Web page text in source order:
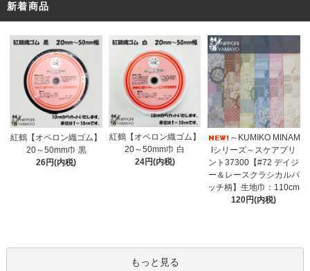
新着商品
紅鶴【オペロン織ゴム】
20～50mm巾 黒
26円(内税)
紅鶴【オペロン織ゴム】
20～50mm巾 白
24円(内税)
～KUMIKO MINAM
Iシリーズ～スケアプリ
ント37300【#72 デイジ
ー＆レースクラシカルパ
ッチ柄】生地巾：110cm
120円(内税)
もっと見る